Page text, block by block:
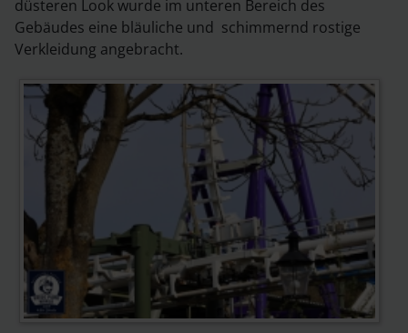
düsteren Look wurde im unteren Bereich des
Gebäudes eine bläuliche und schimmernd rostige
Verkleidung angebracht.